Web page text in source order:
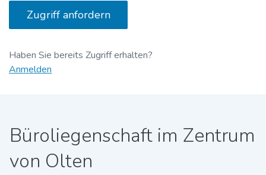
Zugriff anfordern
Haben Sie bereits Zugriff erhalten?
Anmelden
Büroliegenschaft im Zentrum
von Olten